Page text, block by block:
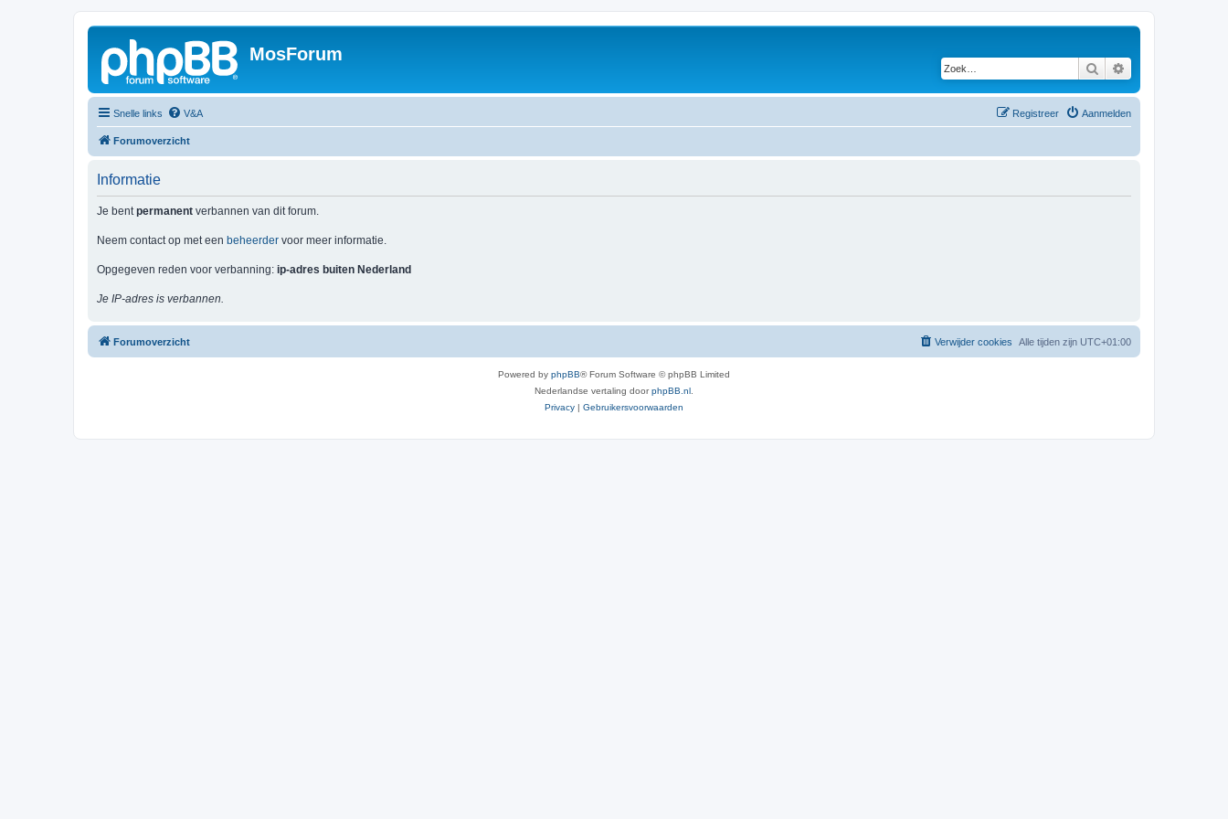
MosForum
Zoek
Snelle links V&A Aanmelden
Registreer
Forumoverzicht
Informatie
Je bentpermanent verbannen van dit forum.
Neem contact op met een beheerder voor meer informatie.
Opgegeven reden voor verbanning: ip-adres buiten Nederland
Je IP-adres is verbannen.
Forumoverzicht Alle tijden zijn UTC+01:00
Verwijder cookies
Powered by phpBB® Forum Software © phpBB Limited
Nederlandse vertaling doorphpBB.nl
Privacy | Gebruikersvoorwaarden